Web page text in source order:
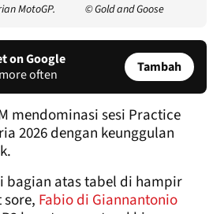
MotoGP. © Gold and Goose
on Google
often
Tambah
mendominasi sesi Practice
2026 dengan keunggulan
bagian atas tabel di hampir
Fabio di Giannantonio